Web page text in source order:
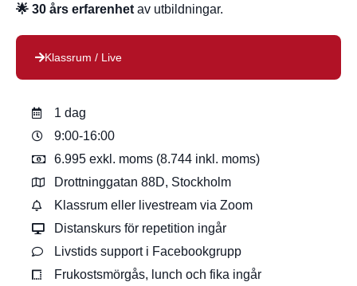
Klassrum / Live
1 dag
9:00-16:00
6.995 exkl. moms (8.744 inkl. moms)
Drottninggatan 88D, Stockholm
Klassrum eller livestream via Zoom
Distanskurs för repetition ingår
Livstids support i Facebookgrupp
Frukostsmörgås, lunch och fika ingår
🌟 30 års erfarenhet av utbildningar.